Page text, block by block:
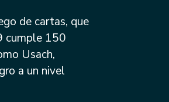
de cartas, que
cumple 150
Usach,
a un nivel